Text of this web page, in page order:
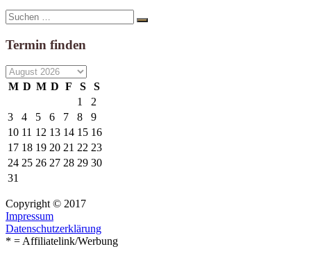
Suche
nach:
Suchen
Termin finden
M D M D F S
S
1
2
3
4 5 6 7 8
9
10 11 12 13 14 15 16
17 18 19 20 21 22 23
24 25 26 27 28 29 30
31
Copyright © 2017
Impressum
Datenschutzerklärung
* = Affiliatelink/Werbung